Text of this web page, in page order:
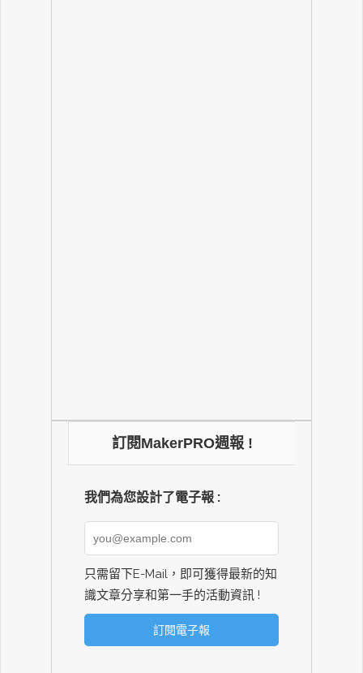
訂閱MakerPRO週報 !
我們為您設計了電子報 :
只需留下E-Mail，即可獲得最新的知
識文章分享和第一手的活動資訊 !